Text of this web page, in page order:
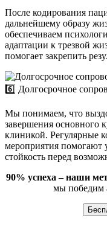
После кодирования
дальнейшему образу
обеспечиваем
адаптации к трезвой
помогает закрепить
6️⃣ Долгосрочное
Мы понимаем, что
завершения основного
клиникой. Регулярные
мероприятия помогают
стойкость перед
90% успеха – наши
мы победим